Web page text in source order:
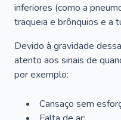
inferiores (como a
traqueia e brônquios e a
Devido à gravidade
atento aos sinais de
por exemplo:
Cansaço sem